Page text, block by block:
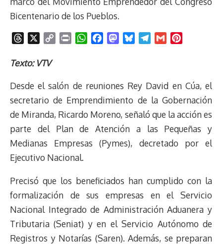
Bicentenario de los Pueblos.
r
a
d
s
L
i
n
t
W
s
A
p
b
o
M
o
d
n
s
k
y
g
r
m
l
e
r
t
Texto: VTV
Desde el salón de reuniones Rey David en Cúa, el
secretario de Emprendimiento de la Gobernación
de Miranda, Ricardo Moreno, señaló que la acción es
parte del Plan de Atención a las Pequeñas y
Medianas Empresas (Pymes), decretado por el
Ejecutivo Nacional.
Precisó que los beneficiados han cumplido con la
formalización de sus empresas en el Servicio
Nacional Integrado de Administración Aduanera y
Tributaria (Seniat) y en el Servicio Autónomo de
Registros y Notarías (Saren). Además, se preparan